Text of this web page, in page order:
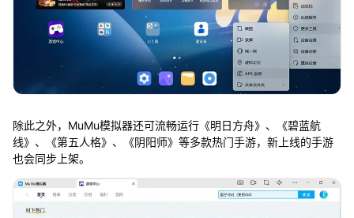
除此之外，MuMu模拟器还可流畅运行《明日方舟》、《碧蓝航
线》、《第五人格》、《阴阳师》等多款热门手游，新上线的手游
也会同步上架。